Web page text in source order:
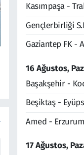
Kasımpaşa -
Gençlerbirliği
Gaziantep FK -
16 Ağustos,
Başakşehir -
Beşiktaş -
Amed -
17 Ağustos,